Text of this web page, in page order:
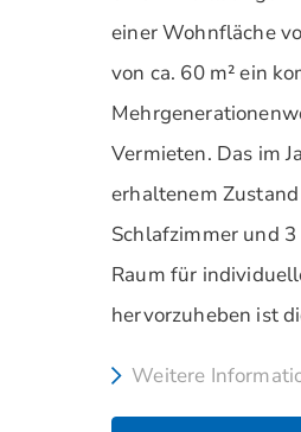
einer Wohnfläche
von ca. 60 m² ein
Vermieten. Das im
erhaltenem
Schlafzimmer und
Raum für
hervorzuheben ist
Weitere